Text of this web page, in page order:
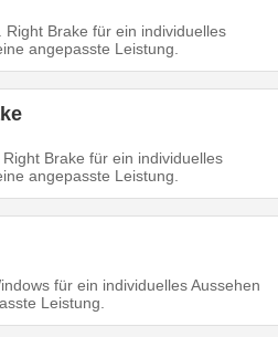
Right Brake für ein individuelles
angepasste Leistung.
Brake für ein individuelles
angepasste Leistung.
für ein individuelles Aussehen
Leistung.